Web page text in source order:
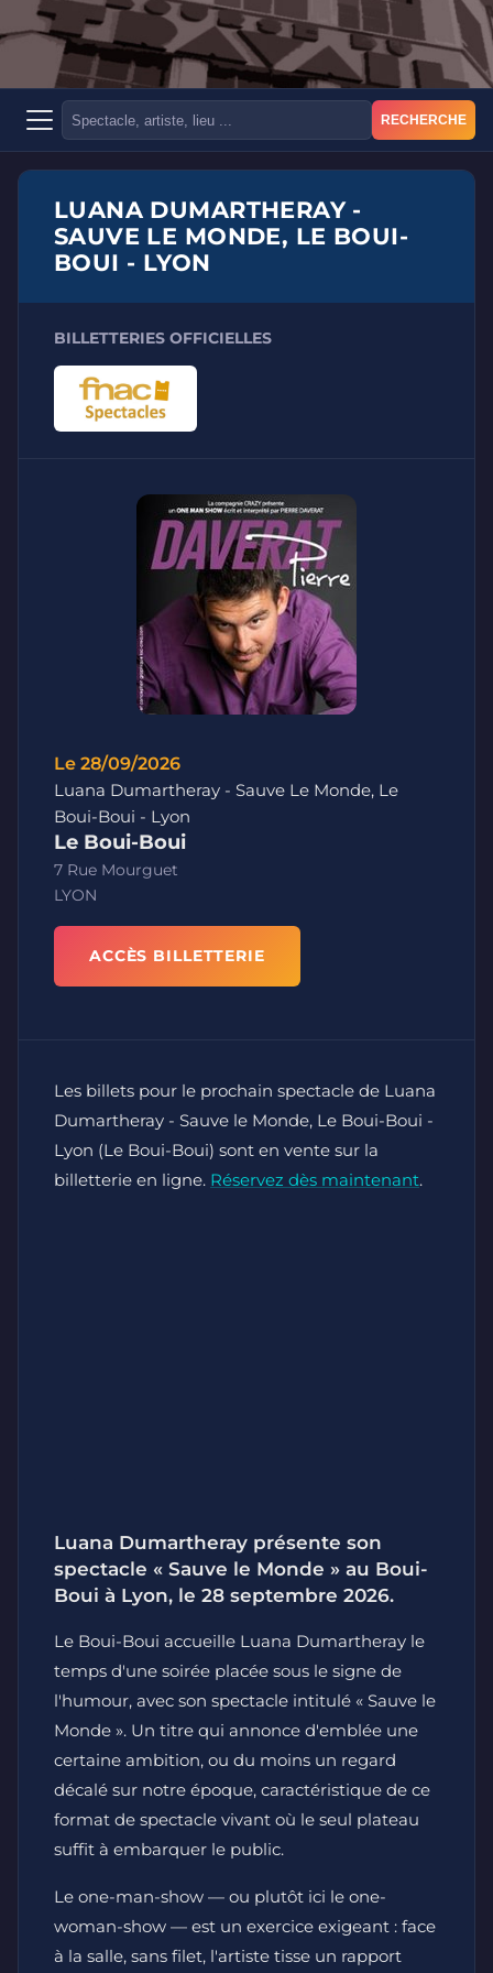
RECHERCHE
LUANA DUMARTHERAY -
SAUVE LE MONDE, LE BOUI-
BOUI - LYON
BILLETTERIES OFFICIELLES
Le 28/09/2026
Luana Dumartheray - Sauve Le Monde, Le
Boui-Boui - Lyon
Le Boui-Boui
7 Rue Mourguet
LYON
ACCÈS BILLETTERIE
Les billets pour le prochain spectacle de Luana
Dumartheray - Sauve le Monde, Le Boui-Boui -
Lyon (Le Boui-Boui) sont en vente sur la
billetterie en ligne. Réservez dès maintenant.
Luana Dumartheray présente son
spectacle « Sauve le Monde » au Boui-
Boui à Lyon, le 28 septembre 2026.
Le Boui-Boui accueille Luana Dumartheray le
temps d'une soirée placée sous le signe de
l'humour, avec son spectacle intitulé « Sauve le
Monde ». Un titre qui annonce d'emblée une
certaine ambition, ou du moins un regard
décalé sur notre époque, caractéristique de ce
format de spectacle vivant où le seul plateau
suffit à embarquer le public.
Le one-man-show — ou plutôt ici le one-
woman-show — est un exercice exigeant : face
à la salle, sans filet, l'artiste tisse un rapport